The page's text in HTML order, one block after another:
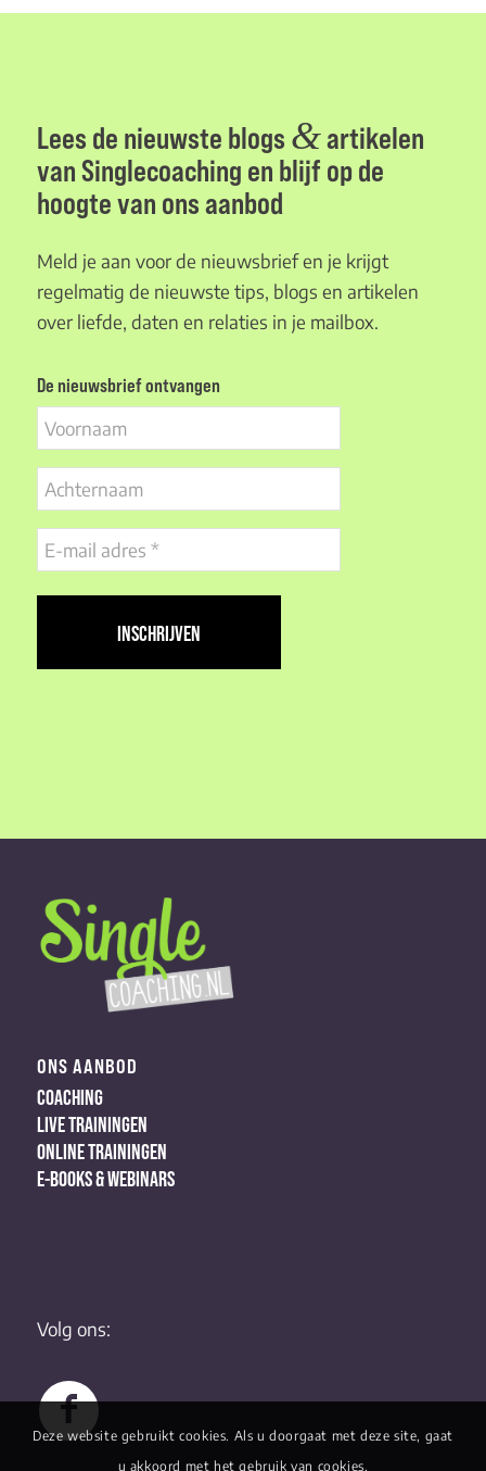
Lees de nieuwste blogs &artikelen
van Singlecoaching en blijf op de
hoogte van ons aanbod
Meld je aan voor de nieuwsbrief en je krijgt
regelmatig de nieuwste tips, blogs en artikelen
over liefde, daten en relaties in je mailbox.
De nieuwsbrief ontvangen
Voornaam
Achternaam
E-
mail
adres
ONS AANBOD
COACHING
LIVE TRAININGEN
ONLINE TRAININGEN
E-BOOKS & WEBINARS
Volg ons:
Deze website gebruikt cookies. Als u doorgaat met deze site, gaat
u akkoord met het gebruik van cookies.